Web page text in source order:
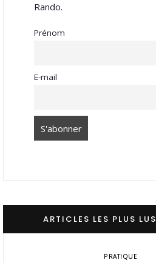
Rando.
Prénom
E-mail
ARTICLES LES PLUS LUS
PRATIQUE